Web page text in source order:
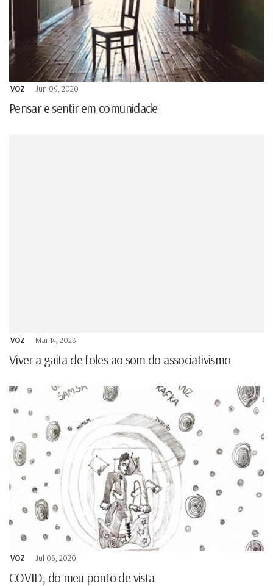
VOZ Jun 09, 2020
Pensar e sentir em comunidade
VOZ Mar 14, 2023
Viver a gaita de folesao som do associativismo
VOZ Jul 06, 2020
COVID, do meu ponto de vista